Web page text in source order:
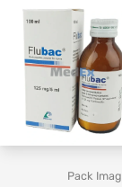
Pack